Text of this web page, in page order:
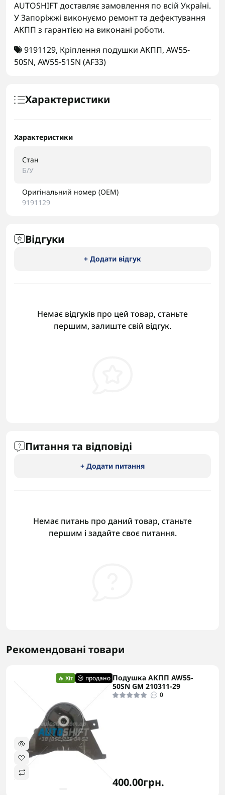
AUTOSHIFT доставляє замовлення по всій Україні.
У Запоріжжі виконуємо ремонт та дефектування
АКПП з гарантією на виконані роботи.
9191129, Кріплення подушки АКПП, AW55-
50SN, AW55-51SN (AF33)
Характеристики
Характеристики
Стан
Б/У
Оригінальний номер (OEM)
9191129
Відгуки
+ Додати відгук
Немає відгуків про цей товар, станьте
першим, залиште свій відгук.
Питання та відповіді
+ Додати питання
Немає питань про даний товар, станьте
першим і задайте своє питання.
Рекомендовані товари
🔥 Хіт 😢 продано Подушка АКПП AW55-
50SN GM 210311-29
0
400.00грн.